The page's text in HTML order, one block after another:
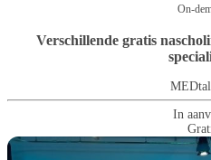
On-
Verschillende gratis
In